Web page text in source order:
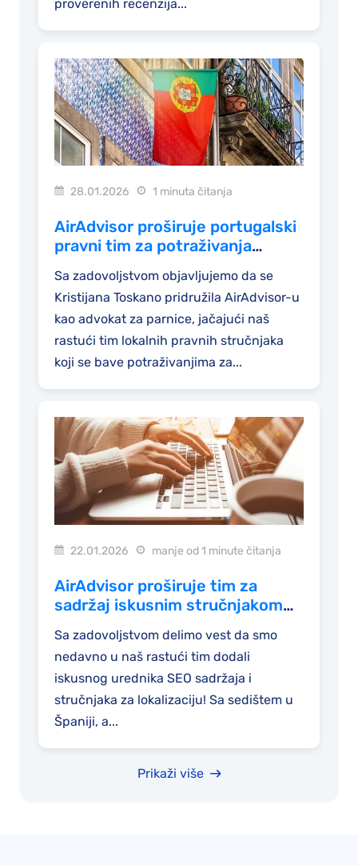
proverenih recenzija...
28.01.2026 1 minuta čitanja
AirAdvisor proširuje portugalski
pravni tim za potraživanja
Sa zadovoljstvom objavljujemo da se
Kristijana Toskano pridružila AirAdvisor-u
kao advokat za parnice, jačajući naš
rastući tim lokalnih pravnih stručnjaka
koji se bave potraživanjima za...
22.01.2026 manje od 1 minute čitanja
AirAdvisor proširuje tim za
sadržaj iskusnim stručnjakom
Sa zadovoljstvom delimo vest da smo
nedavno u naš rastući tim dodali
iskusnog urednika SEO sadržaja i
stručnjaka za lokalizaciju! Sa sedištem u
Španiji, a...
Prikaži više